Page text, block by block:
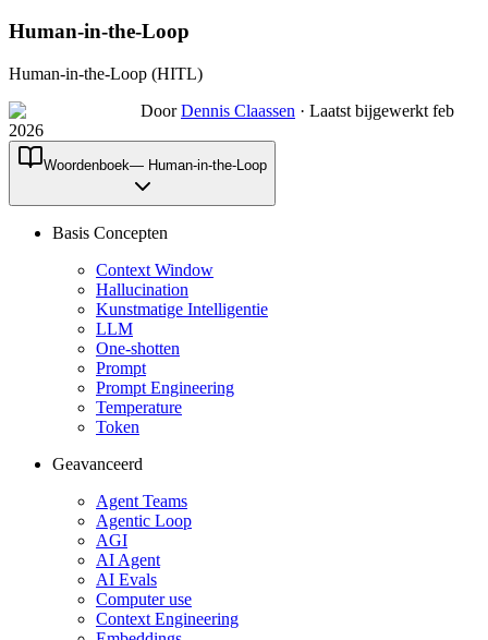
Human-in-the-Loop
Human-in-the-Loop (HITL)
Door Dennis Claassen · Laatst bijgewerkt feb
2026
Woordenboek— Human-in-the-Loop
Basis Concepten
Context Window
Hallucination
Kunstmatige Intelligentie
LLM
One-shotten
Prompt
Prompt Engineering
Temperature
Token
Geavanceerd
Agent Teams
Agentic Loop
AGI
AI Agent
AI Evals
Computer use
Context Engineering